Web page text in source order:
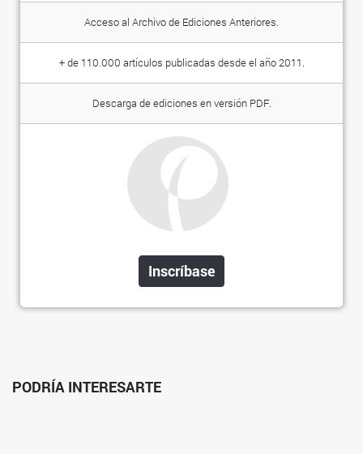
Acceso al Archivo de Ediciones Anteriores.
+ de 110.000 artículos publicadas desde el año 2011.
Descarga de ediciones en versión PDF.
Inscríbase
PODRÍA INTERESARTE